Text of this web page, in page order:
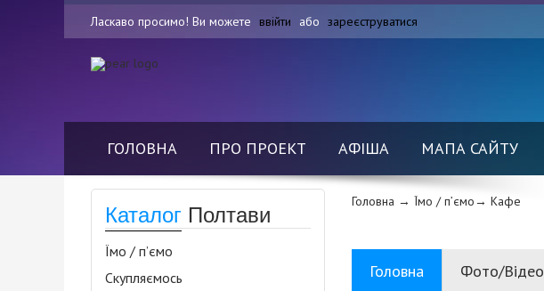
Ласкаво просимо! Ви можете ввійти або зареєструватися
ГОЛОВНА ПРО ПРОЕКТ АФІША МАПА САЙТУ
Каталог Полтави
Їмо / п’ємо
Скупляємось
Головна → Їмо / п’ємо→ Кафе
Головна Фото/Відео